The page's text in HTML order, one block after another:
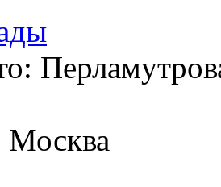
Москва